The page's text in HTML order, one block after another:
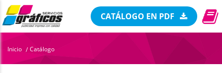
CATÁLOGO EN PDF
Inicio / Catálogo